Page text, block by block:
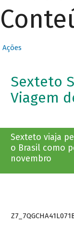
Ações
Sexteto
Viagem
Sexteto viaja
o Brasil como
novembro